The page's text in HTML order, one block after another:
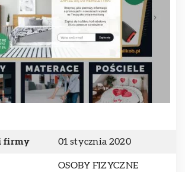
firmy 01 stycznia 2020
OSOBY FIZYCZNE